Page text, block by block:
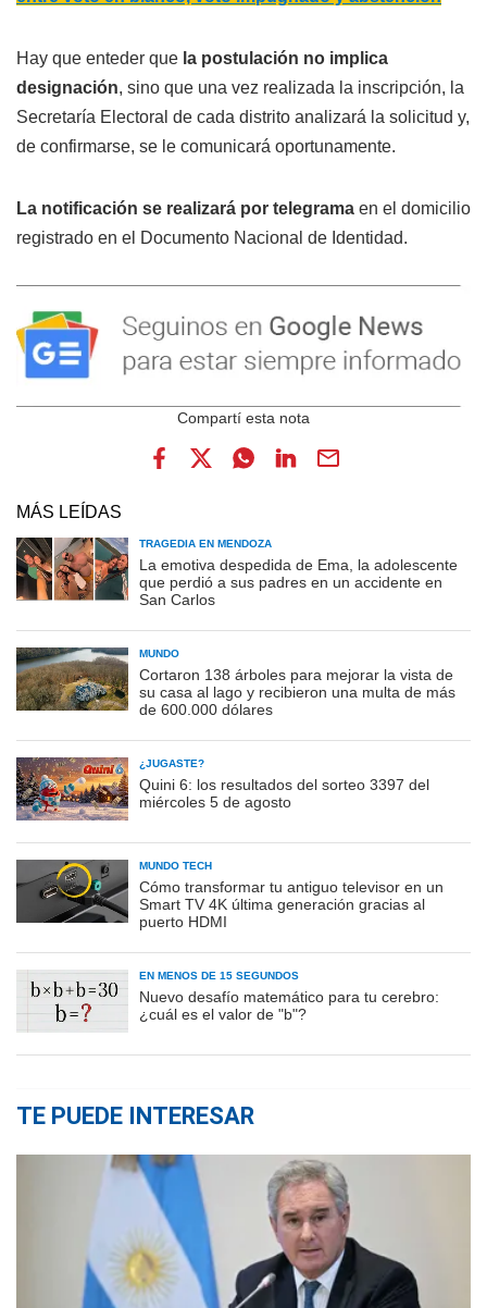
Hay que enteder que la postulación no implica
designación, sino que una vez realizada la inscripción, la
Secretaría Electoral de cada distrito analizará la solicitud y,
de confirmarse, se le comunicará oportunamente.
La notificación se realizará por telegrama en el domicilio
registrado en el Documento Nacional de Identidad.
MÁS LEÍDAS
TRAGEDIA EN MENDOZA
La emotiva despedida de Ema, la adolescente
que perdió a sus padres en un accidente en
San Carlos
MUNDO
Cortaron 138 árboles para mejorar la vista de
su casa al lago y recibieron una multa de más
de 600.000 dólares
¿JUGASTE?
Quini 6: los resultados del sorteo 3397 del
miércoles 5 de agosto
MUNDO TECH
Cómo transformar tu antiguo televisor en un
Smart TV 4K última generación gracias al
puerto HDMI
EN MENOS DE 15 SEGUNDOS
Nuevo desafío matemático para tu cerebro:
¿cuál es el valor de "b"?
TE PUEDE INTERESAR